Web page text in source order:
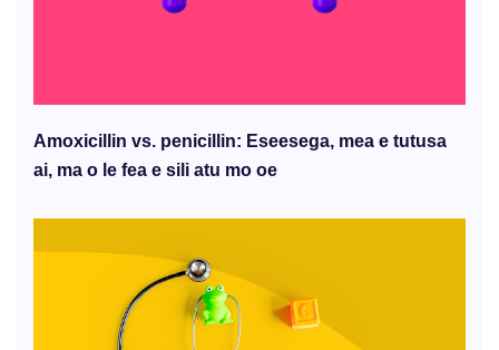
Amoxicillin vs. penicillin: Eseesega, mea e tutusa
ai, ma o le fea e sili atu mo oe